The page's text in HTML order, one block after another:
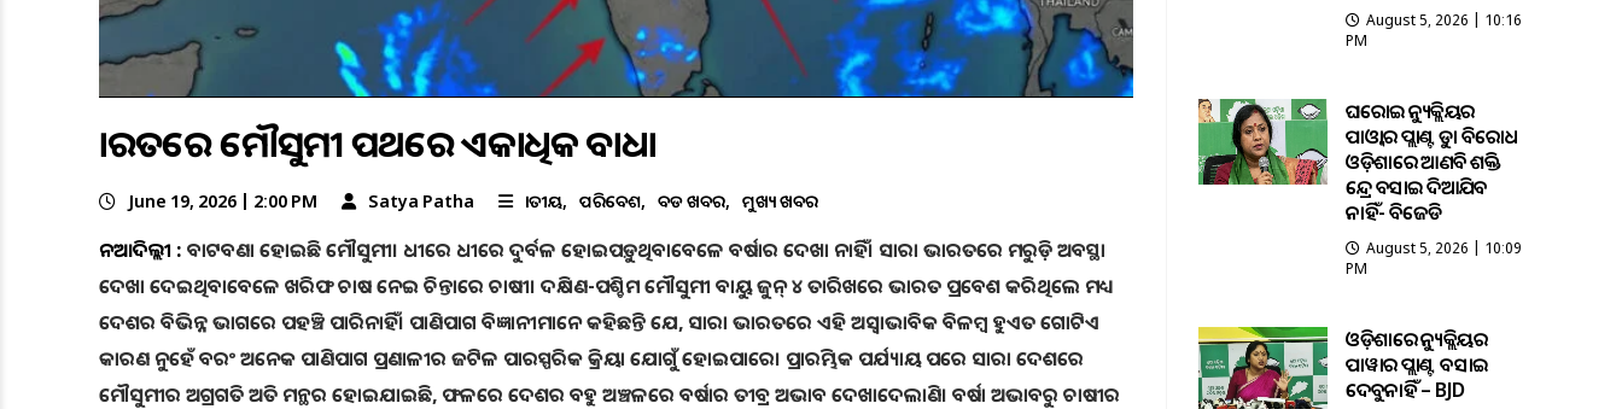
ଭାରତରେ ମୌସୁମୀ ପଥରେ ଏକାଧିକ ବାଧା
June 19, 2026 | 2:00 PM Satya Patha ଜାତୀୟ ପରିବେଶ ବଡ ଖବର ମୁଖ୍ୟ ଖବର
ନୂଆଦିଲ୍ଲୀ : ବାଟବଣା ହୋଇଛି ମୌସୁମୀ। ଧୀରେ ଧୀରେ ଦୁର୍ବଳ ହୋଇପଡ଼ୁଥିବାବେଳେ ବର୍ଷାର ଦେଖା ନାହିଁ। ସାରା ଭାରତରେ ମରୁଡ଼ି ଅବସ୍ଥା
ଦେଖା ଦେଇଥିବାବେଳେ ଖରିଫ ଚାଷ ନେଇ ଚିନ୍ତାରେ ଚାଷୀ। ଦକ୍ଷିଣ-ପଶ୍ଚିମ ମୌସୁମୀ ବାୟୁ ଜୁନ୍ ୪ ତାରିଖରେ ଭାରତ ପ୍ରବେଶ କରିଥିଲେ ମଧ୍ୟ
ଦେଶର ବିଭିନ୍ନ ଭାଗରେ ପହଞ୍ଚି ପାରିନାହିଁ। ପାଣିପାଗ ବିଜ୍ଞାନୀମାନେ କହିଛନ୍ତି ଯେ, ସାରା ଭାରତରେ ଏହି ଅସ୍ୱାଭାବିକ ବିଳମ୍ବ ହୁଏତ ଗୋଟିଏ
କାରଣ ନୁହେଁ ବରଂ ଅନେକ ପାଣିପାଗ ପ୍ରଣାଳୀର ଜଟିଳ ପାରସ୍ପରିକ କ୍ରିୟା ଯୋଗୁଁ ହୋଇପାରେ। ପ୍ରାରମ୍ଭିକ ପର୍ଯ୍ୟାୟ ପରେ ସାରା ଦେଶରେ
ମୌସୁମୀର ଅଗ୍ରଗତି ଅତି ମନ୍ଥର ହୋଇଯାଇଛି, ଫଳରେ ଦେଶର ବହୁ ଅଞ୍ଚଳରେ ବର୍ଷାର ତୀବ୍ର ଅଭାବ ଦେଖାଦେଲାଣି। ବର୍ଷା ଅଭାବରୁ ଚାଷୀର
August 5, 2026 | 10:16
PM
ଘରୋଇ ନ୍ୟୁକ୍ଲିୟର
ପାଓ୍ବାର ପ୍ଲାଣ୍ଟକୁ କଡ଼ା ବିରୋଧ
ଓଡ଼ିଶାରେ ଆଣବିକ ଶକ୍ତି
କେନ୍ଦ୍ର ବସାଇ ଦିଆଯିବ
ନାହିଁ- ବିଜେଡି
August 5, 2026 | 10:09
PM
ଓଡ଼ିଶାରେ ନ୍ୟୁକ୍ଲିୟର
ପାୱାର ପ୍ଲାଣ୍ଟ ବସାଇ
ଦେବୁନାହିଁ – BJD